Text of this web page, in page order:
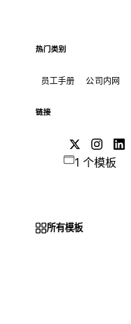
热门类别
员工手册 公司内网
链接
1 个模板
所有模板